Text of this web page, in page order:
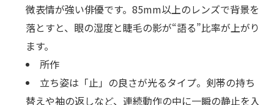
微表情が強い俳優です。85mm以上のレンズで背景を
落とすと、眼の湿度と睫毛の影が“語る”比率が上がり
ます。
所作
立ち姿は「止」の良さが光るタイプ。剣帯の持ち
替えや袖の返しなど、連続動作の中に一瞬の静止を入